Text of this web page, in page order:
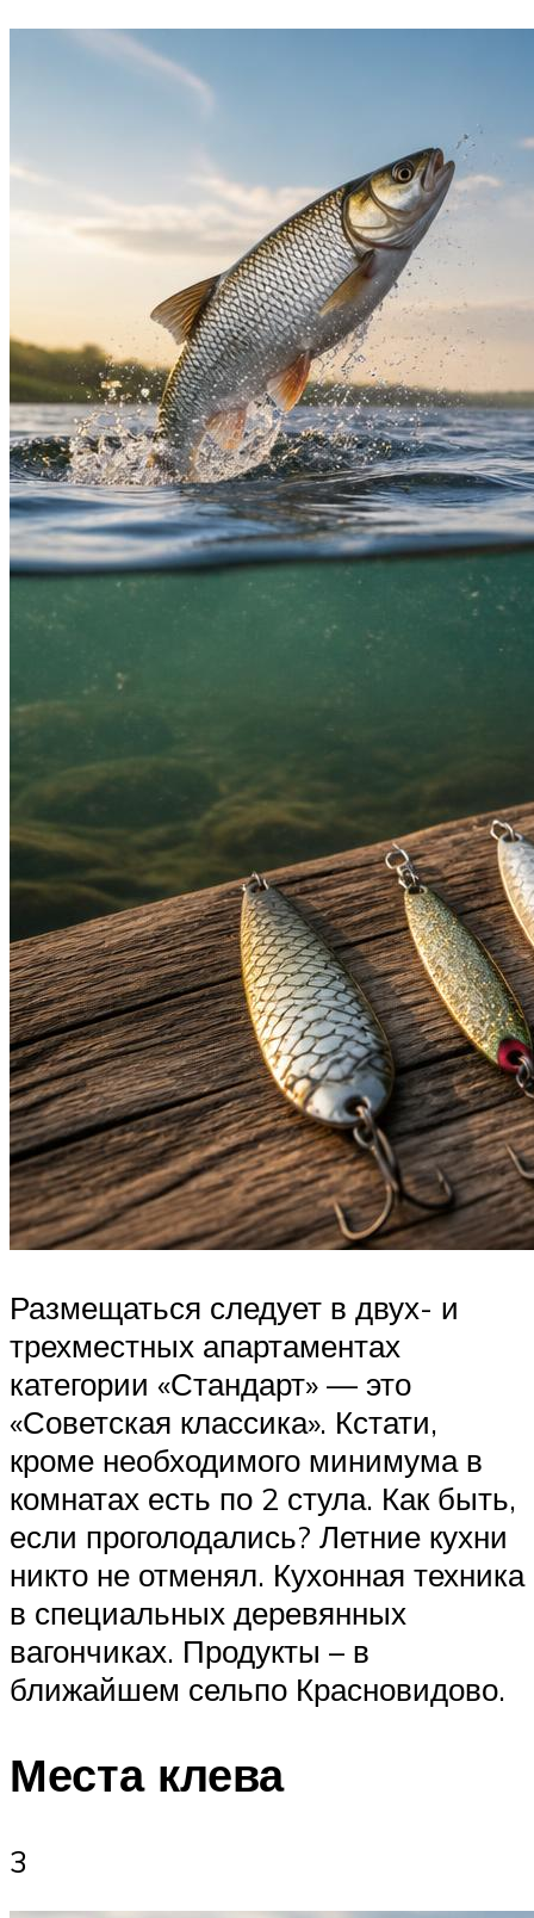
Размещаться следует в двух- и
трехместных апартаментах
категории «Стандарт» — это
«Советская классика». Кстати,
кроме необходимого минимума в
комнатах есть по 2 стула. Как быть,
если проголодались? Летние кухни
никто не отменял. Кухонная техника
в специальных деревянных
вагончиках. Продукты – в
ближайшем сельпо Красновидово.
Места клева
3